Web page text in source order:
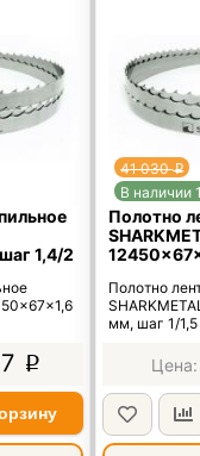
1,4/2
p
41 030p
В наличии
Полотно
Полотно
мм, шаг 1/1,5